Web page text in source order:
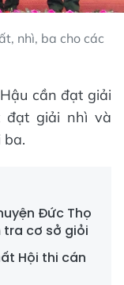
nhì, ba cho các
cần đạt giải
đạt giải nhì và
ba.
Đức Thọ
tra cơ sở giỏi
Hội thi cán